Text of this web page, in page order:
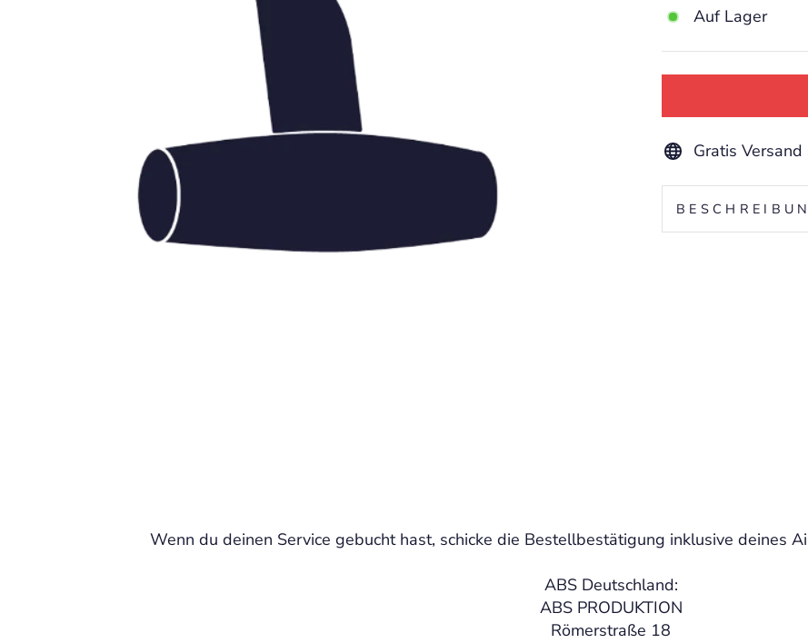
Auf Lager
Gratis
Wenn du deinen Service gebucht hast, schicke die Bestellbestätigung inklusive deines
ABS Deutschland:
ABS PRODUKTION
Römerstraße 18